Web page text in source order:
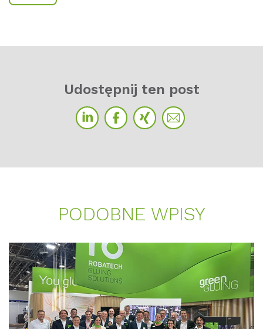
Udos­t­ęp­nij ten post
PO­D­OB­NE WPI­SY